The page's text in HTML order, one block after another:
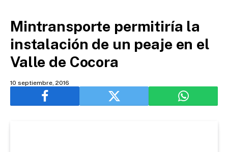
Mintransporte permitiría la
instalación de un peaje en el
Valle de Cocora
10 septiembre, 2016